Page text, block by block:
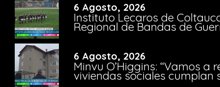
6 Agosto, 2026
Instituto Lecaros de
Regional de Bandas de
6 Agosto, 2026
Minvu O’Higgins: “Vamos a
viviendas sociales cumplan